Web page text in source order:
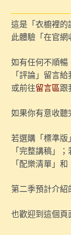
界？
過年特別節目｜
4.【探索痛覺】
事？（9分鐘試聽
〖番外〗霹靂力
2.【探索動物的
這是「衣櫥裡的
此體驗「在官網
如有任何不順暢
「評論」留言
或前往留言區跟
如果你有意收聽
若選購「標準版
「完整講稿」
「配樂清單」
第二季預計介紹
也歡迎到這個頁